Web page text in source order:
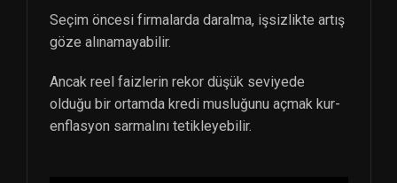
Seçim öncesi firmalarda daralma, işsizlikte artış
göze alınamayabilir.
Ancak reel faizlerin rekor düşük seviyede
olduğu bir ortamda kredi musluğunu açmak kur-
enflasyon sarmalını tetikleyebilir.